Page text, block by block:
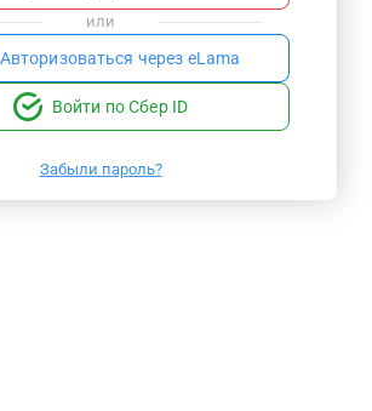
или
Авторизоваться через eLama
Войти по Сбер ID
Забыли пароль?